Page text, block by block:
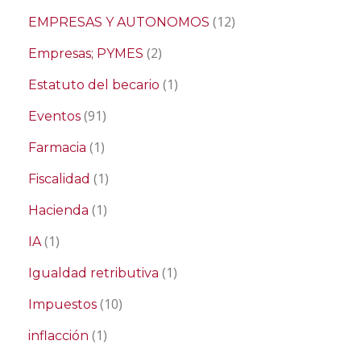
EMPRESAS Y AUTONOMOS (12)
Empresas; PYMES (2)
Estatuto del becario (1)
Eventos (91)
Farmacia (1)
Fiscalidad (1)
Hacienda (1)
IA(1)
Igualdad retributiva (1)
Impuestos (10)
inflacción (1)